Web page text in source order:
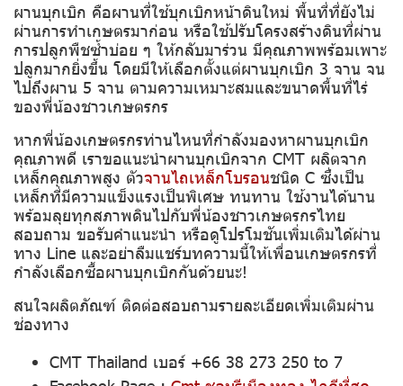
ผานบุกเบิก คือผานที่ใช้บุกเบิกหน้าดินใหม่ พื้นที่ที่ยังไม่
ผ่านการทำเกษตรมาก่อน หรือใช้ปรับโครงสร้างดินที่ผ่าน
การปลูกพืชซ้ำบ่อย ๆ ให้กลับมาร่วน มีคุณภาพพร้อมเพาะ
ปลูกมากยิ่งขึ้น โดยมีให้เลือกตั้งแต่ผานบุกเบิก 3 จาน จน
ไปถึงผาน 5 จาน ตามความเหมาะสมและขนาดพื้นที่ไร่
ของพี่น้องชาวเกษตรกร
หากพี่น้องเกษตรกรท่านไหนที่กำลังมองหาผานบุกเบิก
คุณภาพดี เราขอแนะนำผานบุกเบิกจาก CMT ผลิตจาก
เหล็กคุณภาพสูง ตัวจานไถเหล็กโบรอนชนิด C ซึ่งเป็น
เหล็กที่มีความแข็งแรงเป็นพิเศษ ทนทาน ใช้งานได้นาน
พร้อมลุยทุกสภาพดินไปกับพี่น้องชาวเกษตรกรไทย
สอบถาม ขอรับคำแนะนำ หรือดูโปรโมชันเพิ่มเติมได้ผ่าน
ทาง Line และอย่าลืมแชร์บทความนี้ให้เพื่อนเกษตรกรที่
กำลังเลือกซื้อผานบุกเบิกกันด้วยนะ!
สนใจผลิตภัณฑ์ ติดต่อสอบถามรายละเอียดเพิ่มเติมผ่าน
ช่องทาง
CMT Thailand เบอร์ +66 38 273 250 to 7